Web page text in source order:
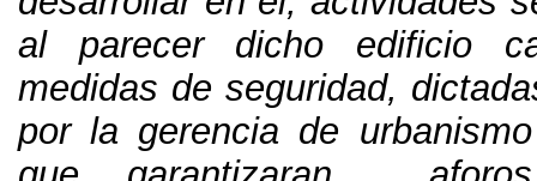
al parecer dicho edificio
medidas de seguridad,
por la gerencia de